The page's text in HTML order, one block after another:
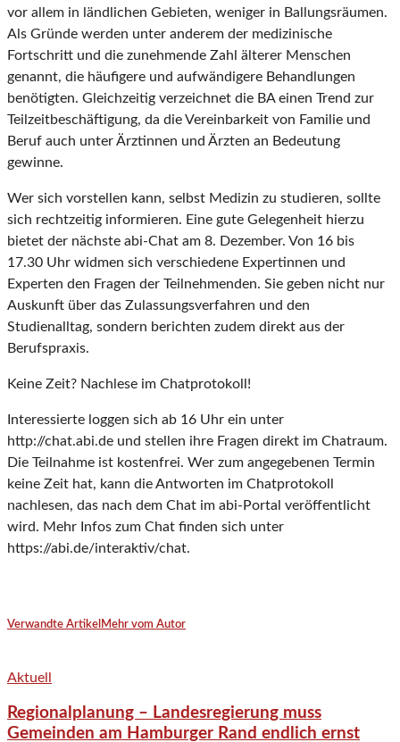
vor allem in ländlichen Gebieten, weniger in Ballungsräumen.
Als Gründe werden unter anderem der medizinische
Fortschritt und die zunehmende Zahl älterer Menschen
genannt, die häufigere und aufwändigere Behandlungen
benötigten. Gleichzeitig verzeichnet die BA einen Trend zur
Teilzeitbeschäftigung, da die Vereinbarkeit von Familie und
Beruf auch unter Ärztinnen und Ärzten an Bedeutung
gewinne.
Wer sich vorstellen kann, selbst Medizin zu studieren, sollte
sich rechtzeitig informieren. Eine gute Gelegenheit hierzu
bietet der nächste abi-Chat am 8. Dezember. Von 16 bis
17.30 Uhr widmen sich verschiedene Expertinnen und
Experten den Fragen der Teilnehmenden. Sie geben nicht nur
Auskunft über das Zulassungsverfahren und den
Studienalltag, sondern berichten zudem direkt aus der
Berufspraxis.
Keine Zeit? Nachlese im Chatprotokoll!
Interessierte loggen sich ab 16 Uhr ein unter
http://chat.abi.de und stellen ihre Fragen direkt im Chatraum.
Die Teilnahme ist kostenfrei. Wer zum angegebenen Termin
keine Zeit hat, kann die Antworten im Chatprotokoll
nachlesen, das nach dem Chat im abi-Portal veröffentlicht
wird. Mehr Infos zum Chat finden sich unter
https://abi.de/interaktiv/chat.
Verwandte Artikel Mehr vom Autor
Aktuell
Regionalplanung – Landesregierung muss
Gemeinden am Hamburger Rand endlich ernst